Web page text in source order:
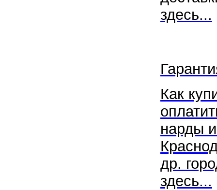
здесь...
Как
нарды
др.
здесь...